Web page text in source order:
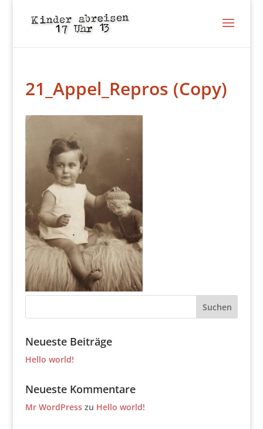
21_Appel_Repros (Copy)
Neueste Beiträge
Hello world!
Neueste Kommentare
Mr WordPresszu Hello world!